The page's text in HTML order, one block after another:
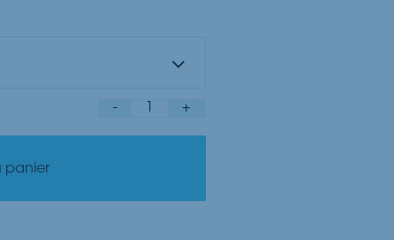
- +
panier